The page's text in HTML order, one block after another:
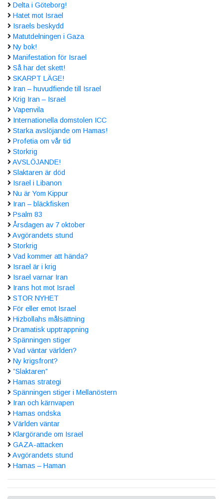
Delta i Göteborg!
Hatet mot Israel
Israels beskydd
Matutdelningen i Gaza
Ny bok!
Manifestation för Israel
Så har det skett!
SKARPT LÄGE!
Iran – huvudfiende till Israel
Krig Iran – Israel
Vapenvila
Internationella domstolen ICC
Starka avslöjande om Hamas!
Profetia om vår tid
Storkrig
AVSLÖJANDE!
Slaktaren är död
Israel i Libanon
Nu är Yom Kippur
Iran – bläckfisken
Psalm 83
Årsdagen av 7 oktober
Avgörandets stund
Storkrig
Vad kommer att hända?
Israel är i krig
Israel varnar Iran
Irans hot mot Israel
STOR NYHET
För eller emot Israel
Hizbollahs målsättning
Dramatisk upptrappning
Spänningen stiger
Vad väntar världen?
Ny krigsfront?
”Slaktaren”
Hamas strategi
Spänningen stiger i Mellanöstern
Iran och kärnvapen
Hamas ondska
Världen väntar
Klargörande om Israel
GAZA-attacken
Avgörandets stund
Hamas – Haman